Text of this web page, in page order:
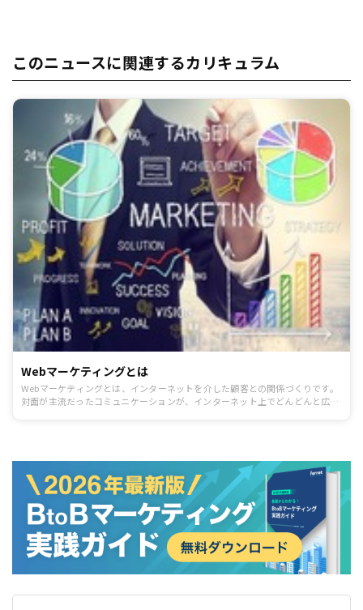
このニュースに関連するカリキュラム
Webマーケティングとは
Webマーケティングとは、インターネットを介した顧客との関係づくりです。
対面が主流だったコミュニケーションが、インターネット上でどんどんと広が